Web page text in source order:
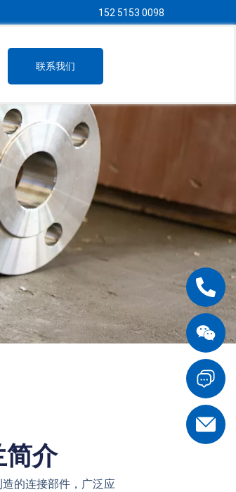
152 5153 0098
联系我们
简介
的连接部件，广泛应